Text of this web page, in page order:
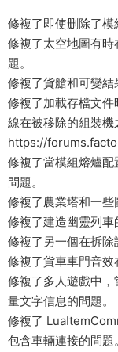
修複了即使删除了模
修複了太空地圖有
題。
修複了貨艙和可變結
修複了加載存檔文
線在被移除的組裝機
https://
修複了當模組熔爐
問題。
修複了農業塔和一些
修複了建造幽靈列車
修複了另一個在拆除
修複了貨車車門音效
修複了多人遊戲中
量文字信息的問題。
修複了
包含車輛連接的問題。